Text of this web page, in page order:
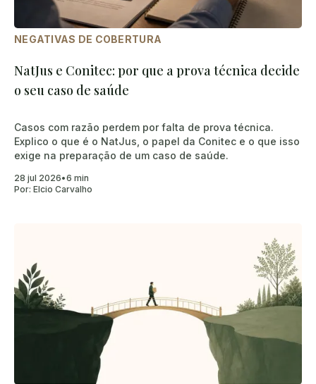
NEGATIVAS DE COBERTURA
NatJus e Conitec: por que a prova técnica decide
o seu caso de saúde
Casos com razão perdem por falta de prova técnica.
Explico o que é o NatJus, o papel da Conitec e o que isso
exige na preparação de um caso de saúde.
28 jul 2026•6 min
Por: Elcio Carvalho